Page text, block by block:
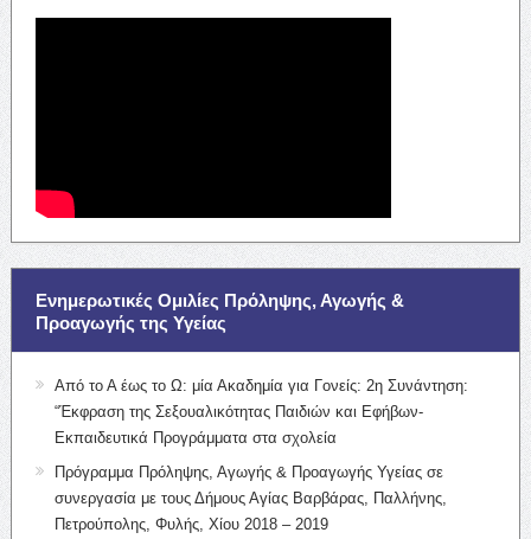
Ενημερωτικές Ομιλίες Πρόληψης, Αγωγής &
Προαγωγής της Υγείας
Από το Α έως το Ω: μία Ακαδημία για Γονείς: 2η Συνάντηση:
“Έκφραση της Σεξουαλικότητας Παιδιών και Εφήβων-
Εκπαιδευτικά Προγράμματα στα σχολεία
Πρόγραμμα Πρόληψης, Αγωγής & Προαγωγής Υγείας σε
συνεργασία με τους Δήμους Αγίας Βαρβάρας, Παλλήνης,
Πετρούπολης, Φυλής, Χίου 2018 – 2019